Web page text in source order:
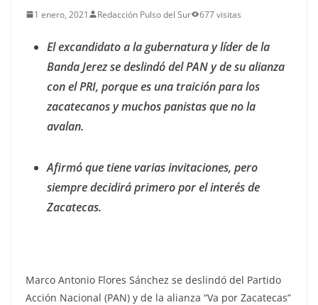
1 enero, 2021 Redacción Pulso del Sur 677 visitas
El excandidato a la gubernatura y líder de la
Banda Jerez se deslindó del PAN y de su alianza
con el PRI, porque es una traición para los
zacatecanos y muchos panistas que no la
avalan.
Afirmó que tiene varias invitaciones, pero
siempre decidirá primero por el interés de
Zacatecas.
Marco Antonio Flores Sánchez se deslindó del Partido
Acción Nacional (PAN) y de la alianza “Va por Zacatecas”